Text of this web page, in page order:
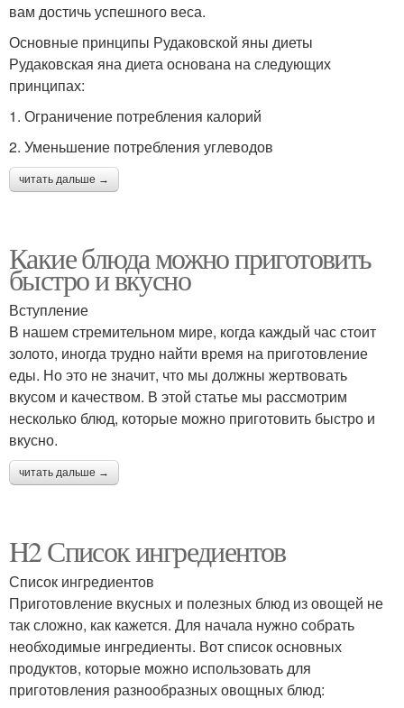
вам достичь успешного веса.
Основные принципы Рудаковской яны диеты
Рудаковская яна диета основана на следующих
принципах:
1. Ограничение потребления калорий
2. Уменьшение потребления углеводов
читать дальше →
Какие блюда можно приготовить
быстро и вкусно
Вступление
В нашем стремительном мире, когда каждый час стоит
золото, иногда трудно найти время на приготовление
еды. Но это не значит, что мы должны жертвовать
вкусом и качеством. В этой статье мы рассмотрим
несколько блюд, которые можно приготовить быстро и
вкусно.
читать дальше →
H2 Список ингредиентов
Список ингредиентов
Приготовление вкусных и полезных блюд из овощей не
так сложно, как кажется. Для начала нужно собрать
необходимые ингредиенты. Вот список основных
продуктов, которые можно использовать для
приготовления разнообразных овощных блюд: